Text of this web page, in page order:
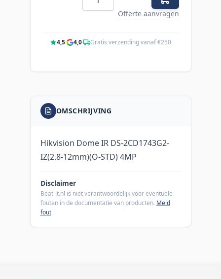
Offerte aanvragen
4,5· 4,0· Gratis verzending vanaf €250
OMSCHRIJVING
Hikvision Dome IR DS-2CD1743G2-
IZ(2.8-12mm)(O-STD) 4MP
Disclaimer
Beat-it.nl is niet verantwoordelijk voor eventuele
fouten in de documentatie van producten. Meld
fout